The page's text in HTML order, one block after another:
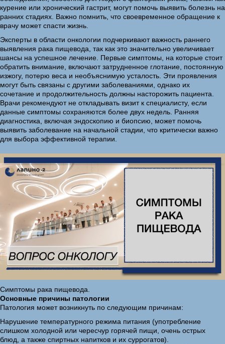
курение или хронический гастрит, могут помочь выявить болезнь на
ранних стадиях. Важно помнить, что своевременное обращение к
врачу может спасти жизнь.
Эксперты в области онкологии подчеркивают важность раннего
выявления рака пищевода, так как это значительно увеличивает
шансы на успешное лечение. Первые симптомы, на которые стоит
обратить внимание, включают затрудненное глотание, постоянную
изжогу, потерю веса и необъяснимую усталость. Эти проявления
могут быть связаны с другими заболеваниями, однако их
сочетание и продолжительность должны насторожить пациента.
Врачи рекомендуют не откладывать визит к специалисту, если
данные симптомы сохраняются более двух недель. Ранняя
диагностика, включая эндоскопию и биопсию, может помочь
выявить заболевание на начальной стадии, что критически важно
для выбора эффективной терапии.
Симптомы рака пищевода.
Основные причины патологии
Патология может возникнуть по следующим причинам:
Нарушение температурного режима питания (употребление
слишком холодной или чересчур горячей пищи, очень острых
блюд, а также спиртных напитков и их суррогатов).